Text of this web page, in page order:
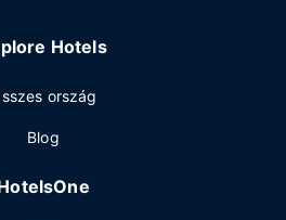
Hotels
ország
Blog